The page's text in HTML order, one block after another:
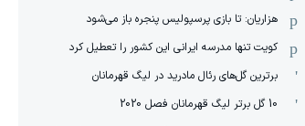
هزاریان: تا بازی پرسپولیس پنجره باز می‌شود
کویت تنها مدرسه ایرانی این کشور را تعطیل کرد
برترین گل‌های رئال مادرید در لیگ قهرمانان
10 گل برتر لیگ قهرمانان فصل 2020